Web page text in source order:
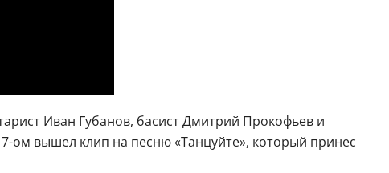
Иван Губанов, басист Дмитрий Прокофьев и
ом вышел клип на песню «Танцуйте», который принес